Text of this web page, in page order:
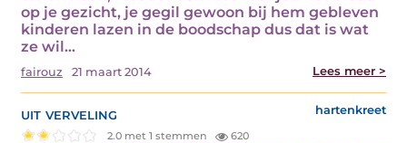
op je gezicht, je gegil gewoon bij hem gebleven
kinderen lazen in de boodschap dus dat is wat
ze wil…
fairouz 21 maart 2014 Lees meer >
uit verveling hartenkreet
2.0 met 1 stemmen 620